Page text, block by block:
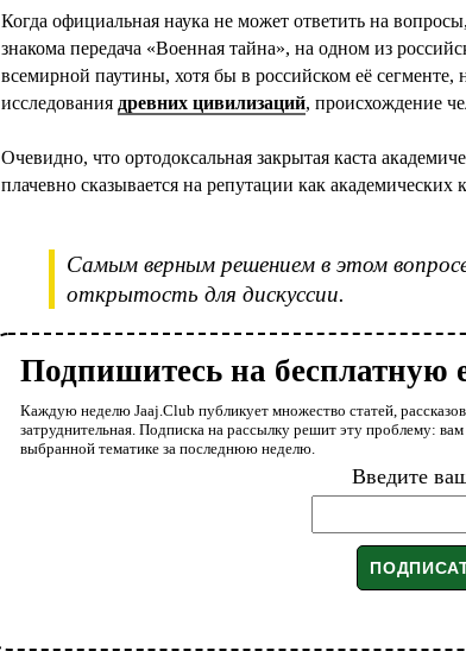
Когда официальная наука не может ответить на
знакома передача «Военная тайна», на одном из
всемирной паутины, хотя бы в российском её
исследования древних цивилизаций, происхождение
Очевидно, что ортодоксальная закрытая каста
плачевно сказывается на репутации как академических
Самым верным решением в этом
открытость для дискуссии.
Подпишитесь на бесплатную
Каждую неделю Jaaj.Club публикует множество статей,
затруднительная. Подписка на рассылку решит эту проблему:
выбранной тематике за последнюю неделю.
Введите